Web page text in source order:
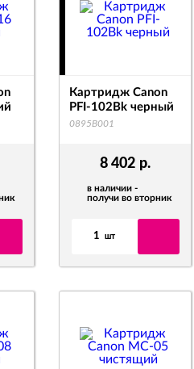
8 402 р.
в наличии -
получи во вторник
1 шт
Картридж Canon
PFI-102Bk черный
0895B001